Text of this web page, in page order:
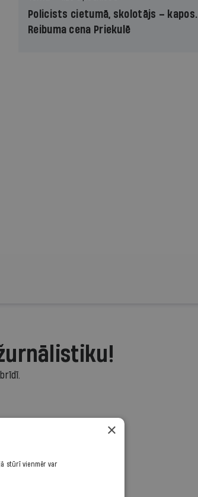
Policists cietumā, skolotājs – kapos.
Reibuma cena Priekulē
×
stūrī vienmēr var